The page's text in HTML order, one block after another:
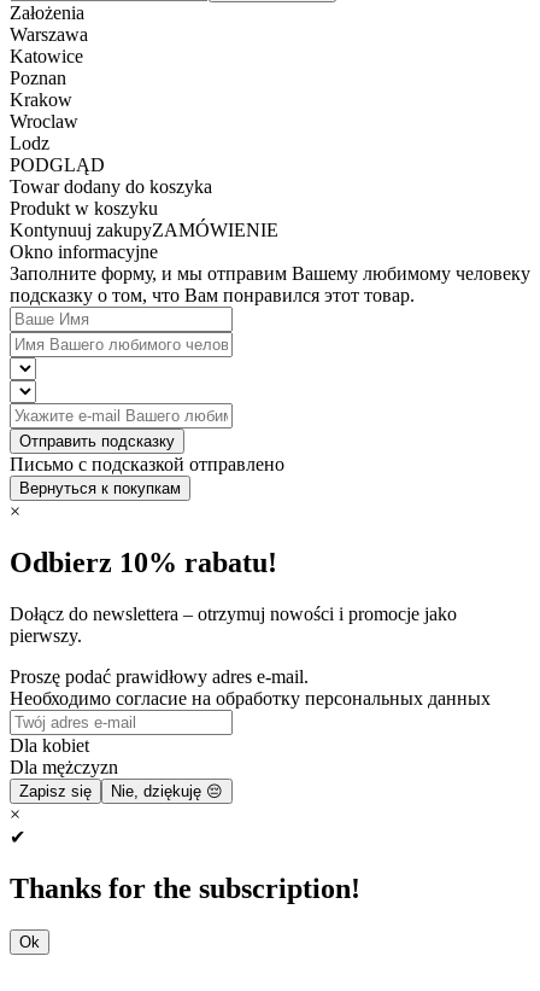
Założenia
Warszawa
Katowice
Poznan
Krakow
Wroclaw
Lodz
PODGLĄD
Towar dodany do koszyka
Produkt w koszyku
Kontynuuj zakupyZAMÓWIENIE
Okno informacyjne
Заполните форму, и мы отправим Вашему любимому человеку
подсказку о том, что Вам понравился этот товар.
Отправить подсказку
Письмо с подсказкой отправлено
Вернуться к покупкам
×
Odbierz 10% rabatu!
Dołącz do newslettera – otrzymuj nowości i promocje jako
pierwszy.
Proszę podać prawidłowy adres e-mail.
Необходимо согласие на обработку персональных данных
Dla kobiet
Dla mężczyzn
Zapisz się Nie, dziękuję 😔
×
✔
Thanks for the subscription!
Ok